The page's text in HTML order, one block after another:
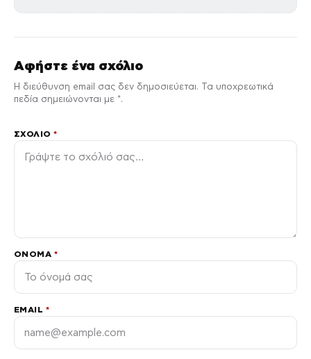
Αφήστε ένα σχόλιο
Η διεύθυνση email σας δεν δημοσιεύεται. Τα υποχρεωτικά
πεδία σημειώνονται με *.
ΣΧΌΛΙΟ*
ΌΝΟΜΑ *
EMAIL *